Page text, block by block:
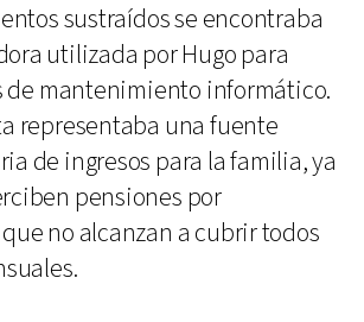
sustraídos se encontraba
utilizada por Hugo para
de mantenimiento informático.
representaba una fuente
de ingresos para la familia, ya
pensiones por
no alcanzan a cubrir todos